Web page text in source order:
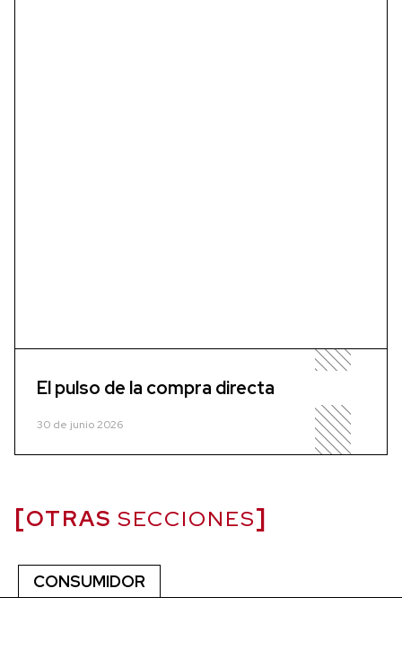
El pulso de la compra directa
30 de junio 2026
OTRAS SECCIONES
CONSUMIDOR